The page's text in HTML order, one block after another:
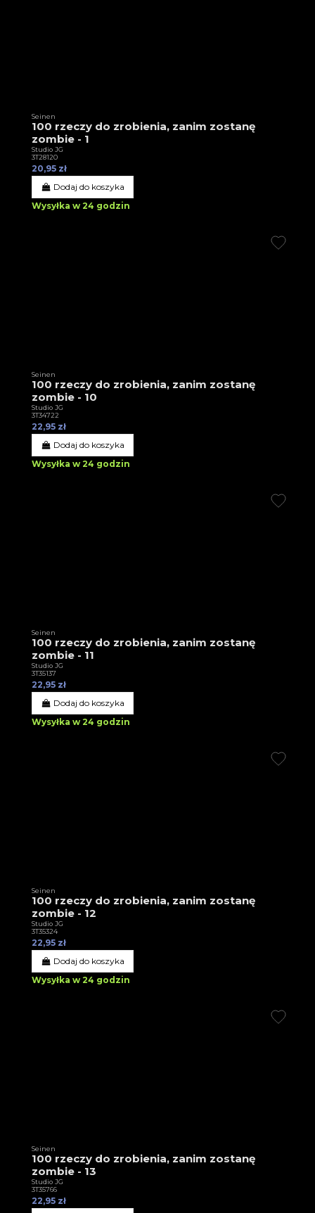
Seinen
100 rzeczy do zrobienia, zanim zostanę
zombie - 1
Studio JG
3T28120
20,95 zł
Dodaj do koszyka
Wysyłka w 24 godzin
Seinen
100 rzeczy do zrobienia, zanim zostanę
zombie - 10
Studio JG
3T34722
22,95 zł
Dodaj do koszyka
Wysyłka w 24 godzin
Seinen
100 rzeczy do zrobienia, zanim zostanę
zombie - 11
Studio JG
3T35137
22,95 zł
Dodaj do koszyka
Wysyłka w 24 godzin
Seinen
100 rzeczy do zrobienia, zanim zostanę
zombie - 12
Studio JG
3T35324
22,95 zł
Dodaj do koszyka
Wysyłka w 24 godzin
Seinen
100 rzeczy do zrobienia, zanim zostanę
zombie - 13
Studio JG
3T35766
22,95 zł